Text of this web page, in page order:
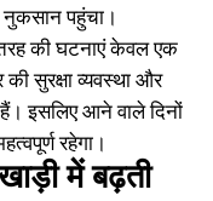
पहुंचा।
तरह की घटनाएं केवल एक
सुरक्षा व्यवस्था और
इसलिए आने वाले दिनों
रहेगा।
में बढ़ती